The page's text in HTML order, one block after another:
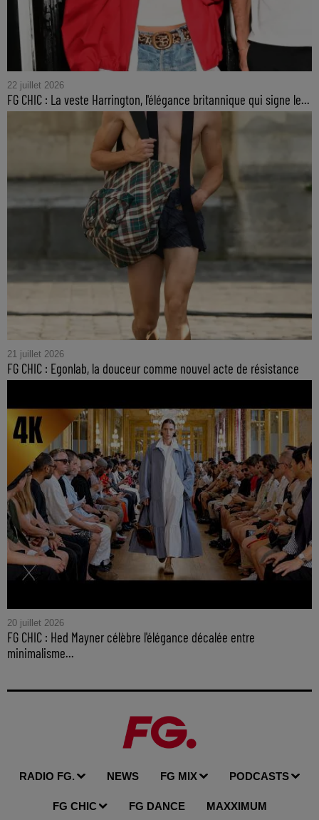
22 juillet 2026
FG CHIC : La veste Harrington, l'élégance britannique qui signe le...
21 juillet 2026
FG CHIC : Egonlab, la douceur comme nouvel acte de résistance
20 juillet 2026
FG CHIC : Hed Mayner célèbre l'élégance décalée entre
minimalisme...
RADIO FG. NEWS FG MIX PODCASTS
FG CHIC FG DANCE MAXXIMUM